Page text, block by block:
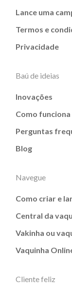
Lance uma
Termos e
Privacidade
Baú de ideias
Inovações
Como funciona
Perguntas
Blog
Navegue
Como criar e
Central da
Vakinha ou
Vaquinha
Cliente feliz